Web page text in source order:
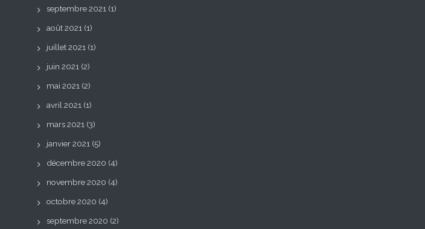
septembre 2021 (1)
août 2021 (1)
juillet 2021 (1)
juin 2021 (2)
mai 2021 (2)
avril 2021 (1)
mars 2021 (3)
janvier 2021 (5)
décembre 2020 (4)
novembre 2020 (4)
octobre 2020 (4)
septembre 2020 (2)